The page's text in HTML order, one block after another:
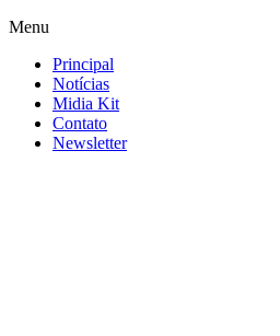
Menu
Principal
Notícias
Midia Kit
Contato
Newsletter